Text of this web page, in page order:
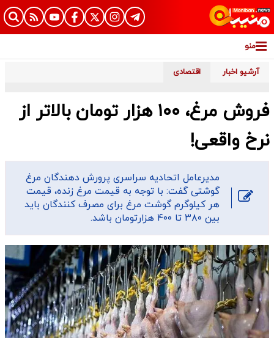
منو
آرشیو اخبار اقتصادی
فروش مرغ، ۱۰۰ هزار تومان بالاتر از
نرخ واقعی!
مدیرعامل اتحادیه سراسری پرورش دهندگان مرغ
گوشتی گفت: با توجه به قیمت مرغ زنده، قیمت
هر کیلوگرم گوشت مرغ برای مصرف کنندگان باید
بین ۳۸۰ تا ۴۰۰ هزارتومان باشد.